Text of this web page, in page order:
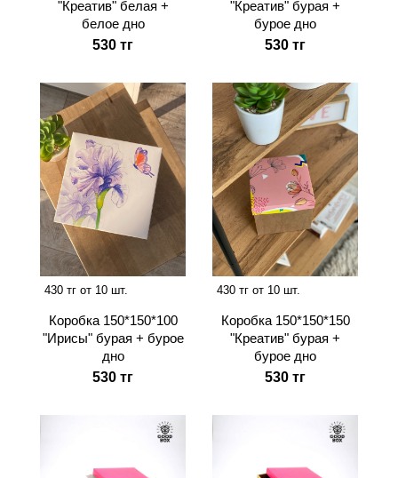
"Креатив" белая +
белое дно
530 тг
"Креатив" бурая +
бурое дно
530 тг
430 тг от 10 шт.
Коробка 150*150*100
"Ирисы" бурая + бурое
дно
530 тг
430 тг от 10 шт.
Коробка 150*150*150
"Креатив" бурая +
бурое дно
530 тг